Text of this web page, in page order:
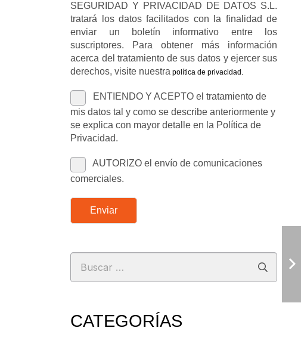
SEGURIDAD Y PRIVACIDAD DE DATOS S.L.
tratará los datos facilitados con la finalidad de
enviar un boletín informativo entre los
suscriptores. Para obtener más información
acerca del tratamiento de sus datos y ejercer sus
derechos, visite nuestra política de privacidad .
ENTIENDO Y ACEPTO el tratamiento de
mis datos tal y como se describe anteriormente y
se explica con mayor detalle en la Política de
Privacidad.
AUTORIZO el envío de comunicaciones
comerciales.
Enviar
Buscar:
CATEGORÍAS